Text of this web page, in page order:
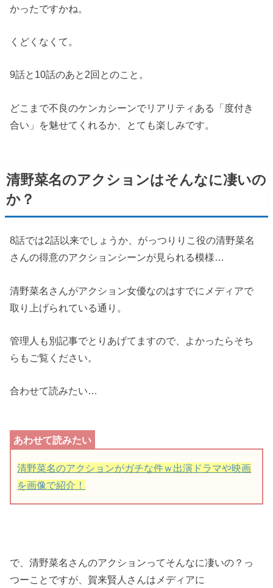
かったですかね。
くどくなくて。
9話と10話のあと2回とのこと。
どこまで不良のケンカシーンでリアリティある「度付き
合い」を魅せてくれるか、とても楽しみです。
清野菜名のアクションはそんなに凄いの
か？
8話では2話以来でしょうか、がっつりりこ役の清野菜名
さんの得意のアクションシーンが見られる模様…
清野菜名さんがアクション女優なのはすでにメディアで
取り上げられている通り。
管理人も別記事でとりあげてますので、よかったらそち
らもご覧ください。
合わせて読みたい…
清野菜名のアクションがガチな件ｗ出演ドラマや映画
を画像で紹介！
で、清野菜名さんのアクションってそんなに凄いの？っ
つーことですが、賀来賢人さんはメディアに